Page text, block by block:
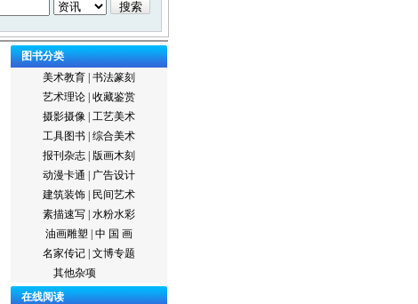
图书分类
美术教育 书法篆刻
艺术理论 收藏鉴赏
摄影摄像 工艺美术
工具图书 综合美术
报刊杂志 版画木刻
动漫卡通
广告设计
建筑装饰
民间艺术
素描速写 水粉水彩
油画雕塑
中 国 画
名家传记 文博专题
其他杂项
在线阅读